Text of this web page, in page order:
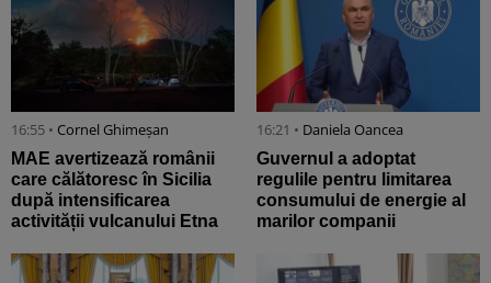
16:55 • Cornel Ghimeșan
MAE avertizează românii
care călătoresc în Sicilia
după intensificarea
activității vulcanului Etna
16:21 • Daniela Oancea
Guvernul a adoptat
regulile pentru limitarea
consumului de energie al
marilor companii